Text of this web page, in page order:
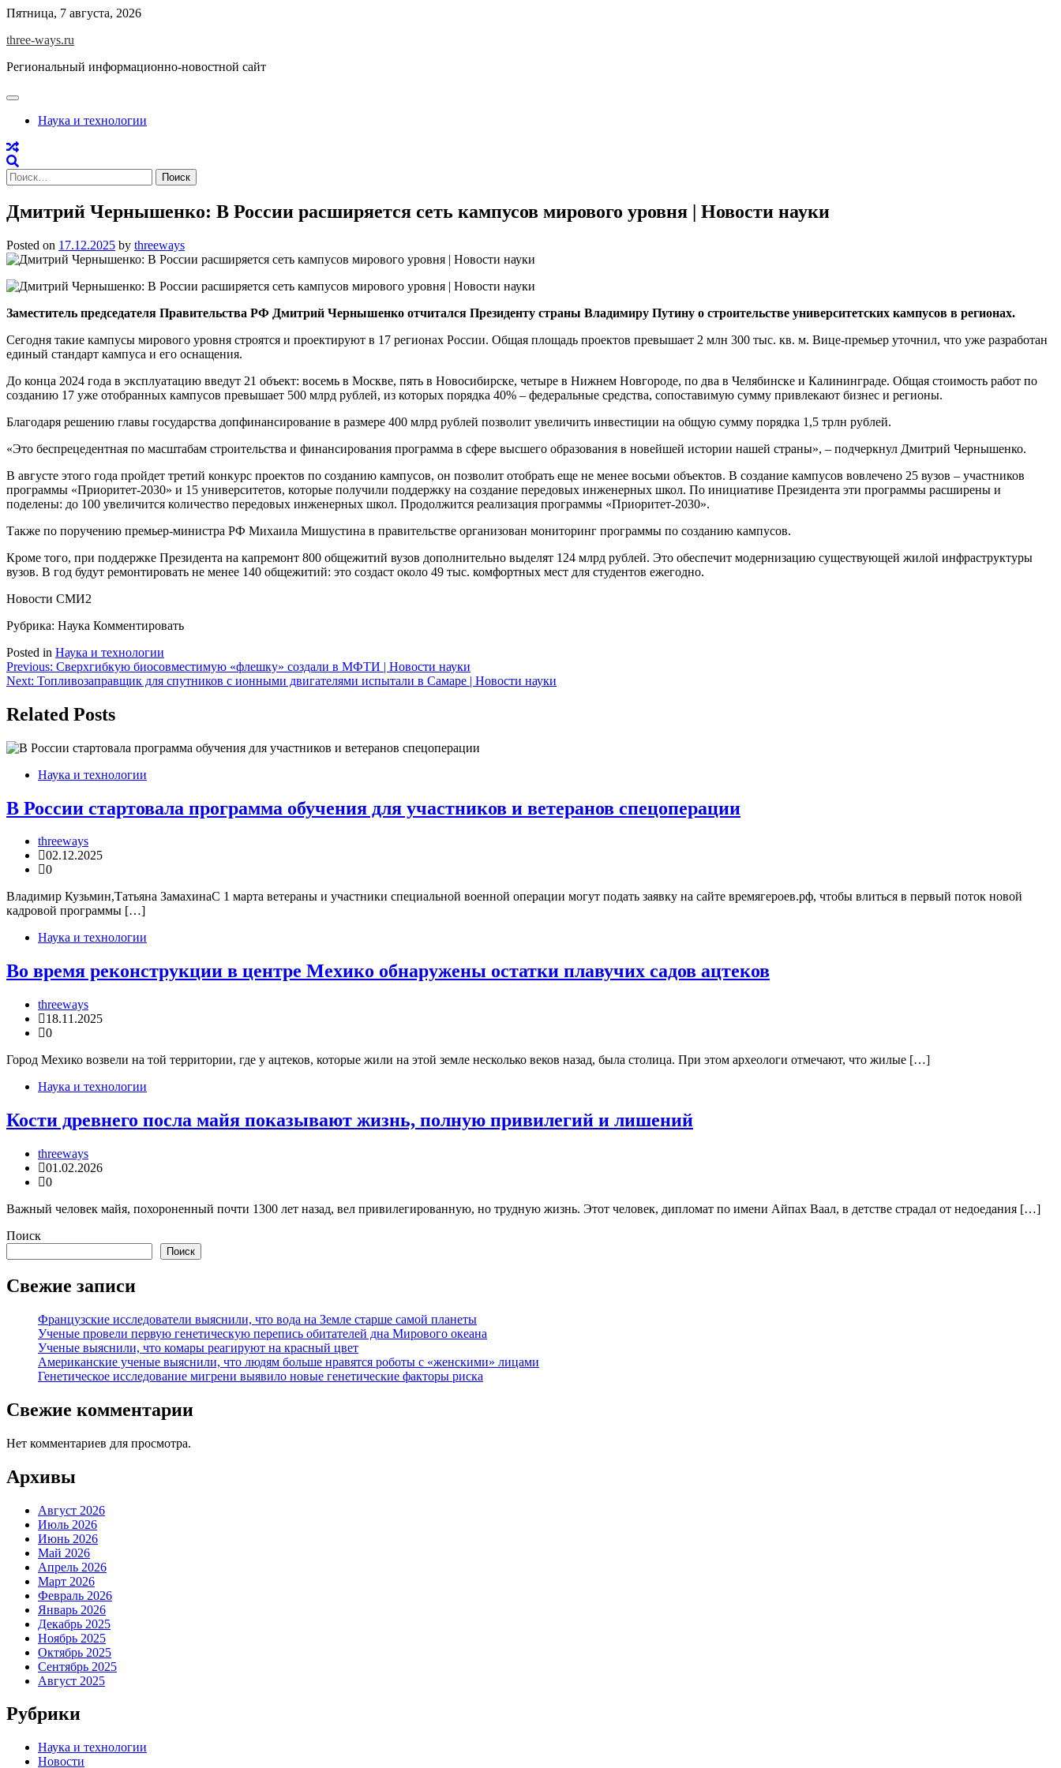
Skip
content
Пятница, 7 августа, 2026
three-ways.ru
Региональный информационно-новостной сайт
Наука и технологии
Найти:
Дмитрий Чернышенко: В России расширяется сеть кампусов мирового уровня | Новости науки
Posted on 17.12.2025 by threeways
Заместитель председателя Правительства РФ Дмитрий Чернышенко отчитался Президенту страны Владимиру Путину о строительстве университетских кампусов в регионах.
Сегодня такие кампусы мирового уровня строятся и проектируют в 17 регионах России. Общая площадь проектов превышает 2 млн 300 тыс. кв. м. Вице-премьер уточнил, что уже разработан
единый стандарт кампуса и его оснащения.
До конца 2024 года в эксплуатацию введут 21 объект: восемь в Москве, пять в Новосибирске, четыре в Нижнем Новгороде, по два в Челябинске и Калининграде. Общая стоимость работ по
созданию 17 уже отобранных кампусов превышает 500 млрд рублей, из которых порядка 40% – федеральные средства, сопоставимую сумму привлекают бизнес и регионы.
Благодаря решению главы государства допфинансирование в размере 400 млрд рублей позволит увеличить инвестиции на общую сумму порядка 1,5 трлн рублей.
«Это беспрецедентная по масштабам строительства и финансирования программа в сфере высшего образования в новейшей истории нашей страны», – подчеркнул Дмитрий Чернышенко.
В августе этого года пройдет третий конкурс проектов по созданию кампусов, он позволит отобрать еще не менее восьми объектов. В создание кампусов вовлечено 25 вузов – участников
программы «Приоритет-2030» и 15 университетов, которые получили поддержку на создание передовых инженерных школ. По инициативе Президента эти программы расширены и
поделены: до 100 увеличится количество передовых инженерных школ. Продолжится реализация программы «Приоритет-2030».
Также по поручению премьер-министра РФ Михаила Мишустина в правительстве организован мониторинг программы по созданию кампусов.
Кроме того, при поддержке Президента на капремонт 800 общежитий вузов дополнительно выделят 124 млрд рублей. Это обеспечит модернизацию существующей жилой инфраструктуры
вузов. В год будут ремонтировать не менее 140 общежитий: это создаст около 49 тыс. комфортных мест для студентов ежегодно.
Новости СМИ2
Рубрика: Наука Комментировать
Posted in Наука и технологии
Навигация
по
записям
Previous: Сверхгибкую биосовместимую «флешку» создали в МФТИ | Новости науки
Next: Топливозаправщик для спутников с ионными двигателями испытали в Самаре | Новости науки
Related Posts
Наука и технологии
В России стартовала программа обучения для участников и ветеранов спецоперации
threeways
02.12.2025
0
Владимир Кузьмин,Татьяна ЗамахинаС 1 марта ветераны и участники специальной военной операции могут подать заявку на сайте времягероев.рф, чтобы влиться в первый поток новой
кадровой программы […]
Наука и технологии
Во время реконструкции в центре Мехико обнаружены остатки плавучих садов ацтеков
threeways
18.11.2025
0
Город Мехико возвели на той территории, где у ацтеков, которые жили на этой земле несколько веков назад, была столица. При этом археологи отмечают, что жилые […]
Наука и технологии
Кости древнего посла майя показывают жизнь, полную привилегий и лишений
threeways
01.02.2026
0
Важный человек майя, похороненный почти 1300 лет назад, вел привилегированную, но трудную жизнь. Этот человек, дипломат по имени Айпах Ваал, в детстве страдал от недоедания […]
Поиск
Поиск
Свежие записи
Французские исследователи выяснили, что вода на Земле старше самой планеты
Ученые провели первую генетическую перепись обитателей дна Мирового океана
Ученые выяснили, что комары реагируют на красный цвет
Американские ученые выяснили, что людям больше нравятся роботы с «женскими» лицами
Генетическое исследование мигрени выявило новые генетические факторы риска
Свежие комментарии
Нет комментариев для просмотра.
Архивы
Август 2026
Июль 2026
Июнь 2026
Май 2026
Апрель 2026
Март 2026
Февраль 2026
Январь 2026
Декабрь 2025
Ноябрь 2025
Октябрь 2025
Сентябрь 2025
Август 2025
Рубрики
Наука и технологии
Новости